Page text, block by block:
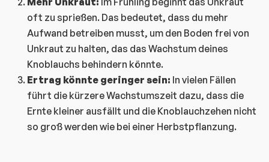
oft zu sprießen. Das bedeutet, dass du mehr
Aufwand betreiben musst, um den Boden frei von
Unkraut zu halten, das das Wachstum deines
Knoblauchs behindern könnte.
Ertrag könnte geringer sein: In vielen Fällen
führt die kürzere Wachstumszeit dazu, dass die
Ernte kleiner ausfällt und die Knoblauchzehen nicht
so groß werden wie bei einer Herbstpflanzung.